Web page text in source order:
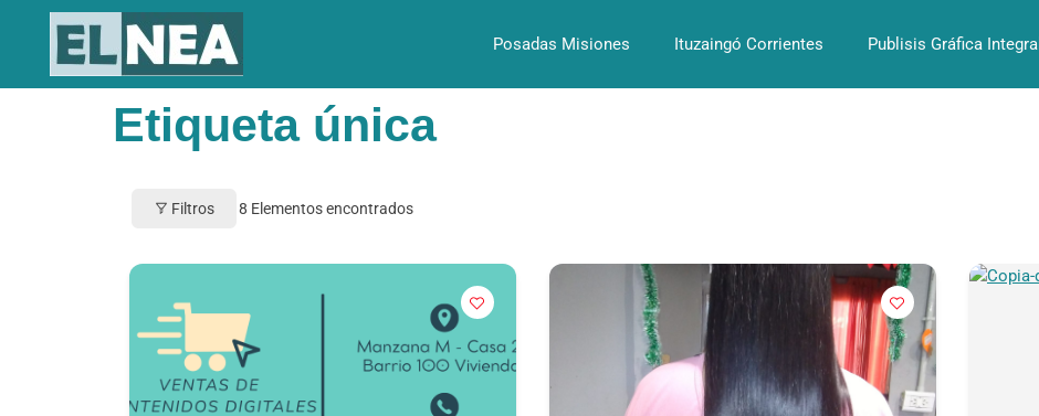
Posadas Misiones Ituzaingó Corrientes Publisis Gráfica Integral
Etiqueta única
Filtros 8 Elementos encontrados